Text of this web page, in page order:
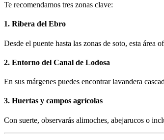
Te recomendamos tres zonas clave:
1. Ribera del Ebro
Desde el puente hasta las zonas de soto, esta área
2. Entorno del Canal de Lodosa
En sus márgenes puedes encontrar lavandera
3. Huertas y campos agrícolas
Con suerte, observarás alimoches, abejarucos o